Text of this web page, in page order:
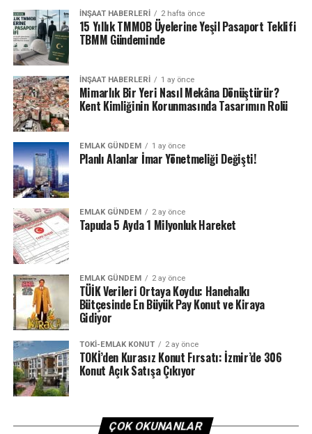
İNŞAAT HABERLERI 2 hafta önce
15 Yıllık TMMOB Üyelerine Yeşil Pasaport Teklifi
TBMM Gündeminde
İNŞAAT HABERLERI 1 ay önce
Mimarlık Bir Yeri Nasıl Mekâna Dönüştürür?
Kent Kimliğinin Korunmasında Tasarımın Rolü
EMLAK GÜNDEM 1 ay önce
Planlı Alanlar İmar Yönetmeliği Değişti!
EMLAK GÜNDEM 2 ay önce
Tapuda 5 Ayda 1 Milyonluk Hareket
EMLAK GÜNDEM 2 ay önce
TÜİK Verileri Ortaya Koydu: Hanehalkı
Bütçesinde En Büyük Pay Konut ve Kiraya
Gidiyor
TOKI-EMLAK KONUT 2 ay önce
TOKİ’den Kurasız Konut Fırsatı: İzmir’de 306
Konut Açık Satışa Çıkıyor
ÇOK OKUNANLAR